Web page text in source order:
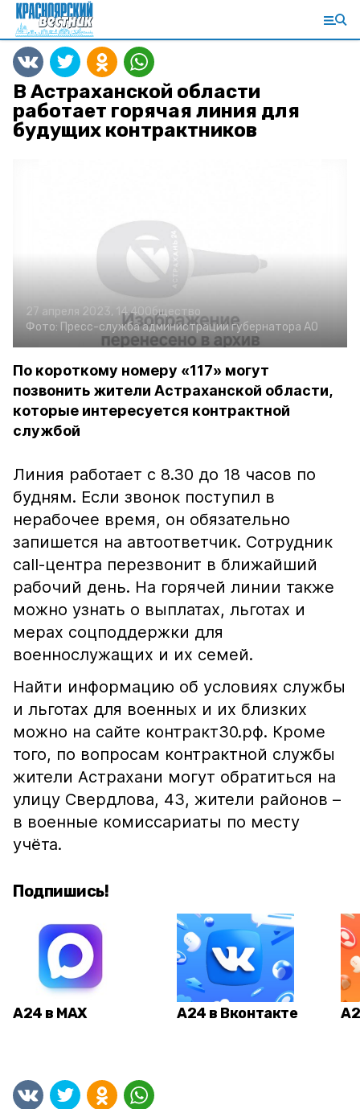
В Астраханской области
работает горячая линия для
будущих контрактников
27 апреля 2023, 14:40Общество
Фото: Пресс-служба администрации губернатора АО
По короткому номеру «117» могут
позвонить жители Астраханской области,
которые интересуется контрактной
службой
Линия работает с 8.30 до 18 часов по
будням. Если звонок поступил в
нерабочее время, он обязательно
запишется на автоответчик. Сотрудник
call-центра перезвонит в ближайший
рабочий день. На горячей линии также
можно узнать о выплатах, льготах и
мерах соцподдержки для
военнослужащих и их семей.
Найти информацию об условиях службы
и льготах для военных и их близких
можно на сайте контракт30.рф. Кроме
того, по вопросам контрактной службы
жители Астрахани могут обратиться на
улицу Свердлова, 43, жители районов –
в военные комиссариаты по месту
учёта.
Подпишись!
А24 в MAX А24 в Вконтакте